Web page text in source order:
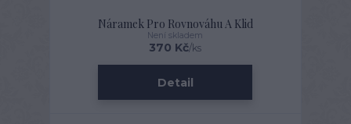
Náramek Pro Rovnováhu A Klid
370 Kč/ks
Není skladem
Detail